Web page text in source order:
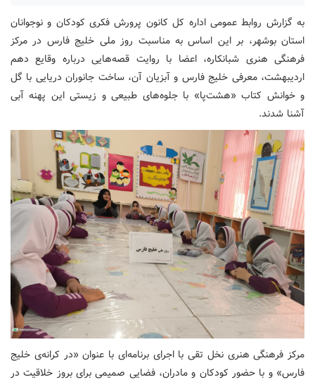
به گزارش روابط عمومی اداره کل کانون پرورش فکری کودکان و نوجوانان
استان بوشهر، بر این اساس به مناسبت روز ملی خلیج فارس در مرکز
فرهنگی هنری شبانکاره، اعضا با روایت قصه‌هایی درباره وقایع دهم
اردیبهشت، معرفی خلیج فارس و آبزیان آن، ساخت جانوران دریایی با گل
و خوانش کتاب «هشت‌پا» با جلوه‌های طبیعی و زیستی این پهنه آبی
آشنا شدند.
مرکز فرهنگی هنری نخل تقی با اجرای برنامه‌ای با عنوان «در کرانه‌ی خلیج
فارس» و با حضور کودکان و مادران، فضایی صمیمی برای بروز خلاقیت در